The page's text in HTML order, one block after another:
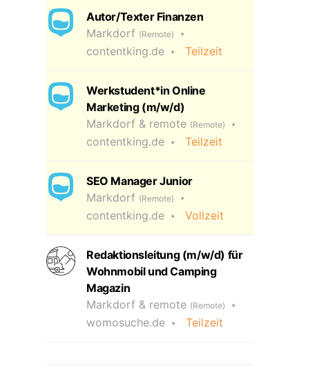
Autor/Texter Finanzen
Markdorf (Remote)
contentking.de Teilzeit
Werkstudent*in Online
Marketing (m/w/d)
Markdorf & remote (Remote)
contentking.de Teilzeit
SEO Manager Junior
Markdorf (Remote)
contentking.de Vollzeit
Redaktionsleitung (m/w/d) für
Wohnmobil und Camping
Magazin
Markdorf & remote (Remote)
womosuche.de Teilzeit